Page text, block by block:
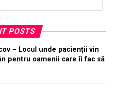
POSTS
– Locul unde pacienții vin
pentru oamenii care îi fac să